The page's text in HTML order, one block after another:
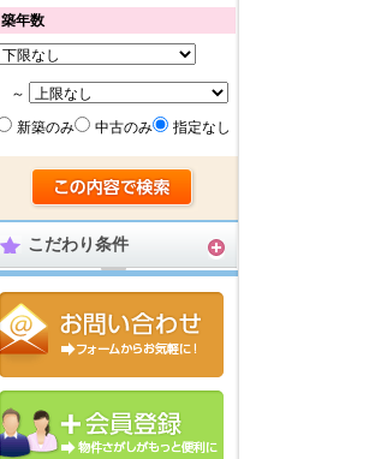
築年数
～
新築のみ
中古のみ 指定なし
こだわり条件